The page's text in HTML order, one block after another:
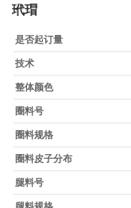
玳瑁
是否起订量
技术
整体颜色
圈料号
圈料规格
圈料皮子分布
腿料号